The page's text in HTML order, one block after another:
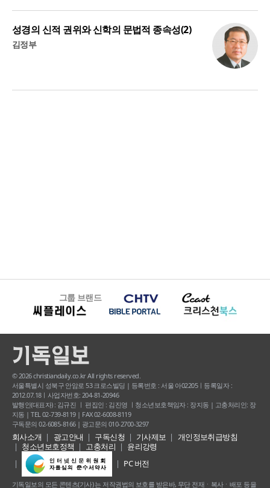
성경의 신적 권위와 신학의 문법적 종속성(2)
김정부
그룹 브랜드
© 2026 christiandaily.co.kr All rights reserved.
서울특별시 성북구 안암로 53 크로스빌딩 | 등록번호 : 서울 아02205ㅣ등록일자 :
2012.07.18ㅣ사업자번호: 204-81-20946
발행인(대표자) : 김규진 ㅣ 편집인 : 김진영 ㅣ청소년보호책임자 : 장지동 | 고충처리인: 장
지동 | TEL 02-739-8119 | FAX 02-6008-8119
구독문의 02-6085-8166 | 광고문의 010-2700-3297
회사소개 광고안내 구독신청 기사제보
개인정보취급방침
청소년보호정책
고충처리
윤리강령
PC 버전
기독일보의 모든 콘텐츠(기사) 는 저작권법의 보호를 받은바, 무단 전재ㆍ복사ㆍ배포 등을